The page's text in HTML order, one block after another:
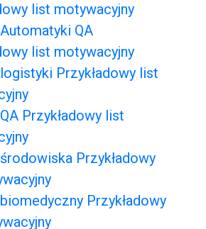
list motywacyjny
QA
list motywacyjny
Przykładowy list
Przykładowy list
Przykładowy
Przykładowy